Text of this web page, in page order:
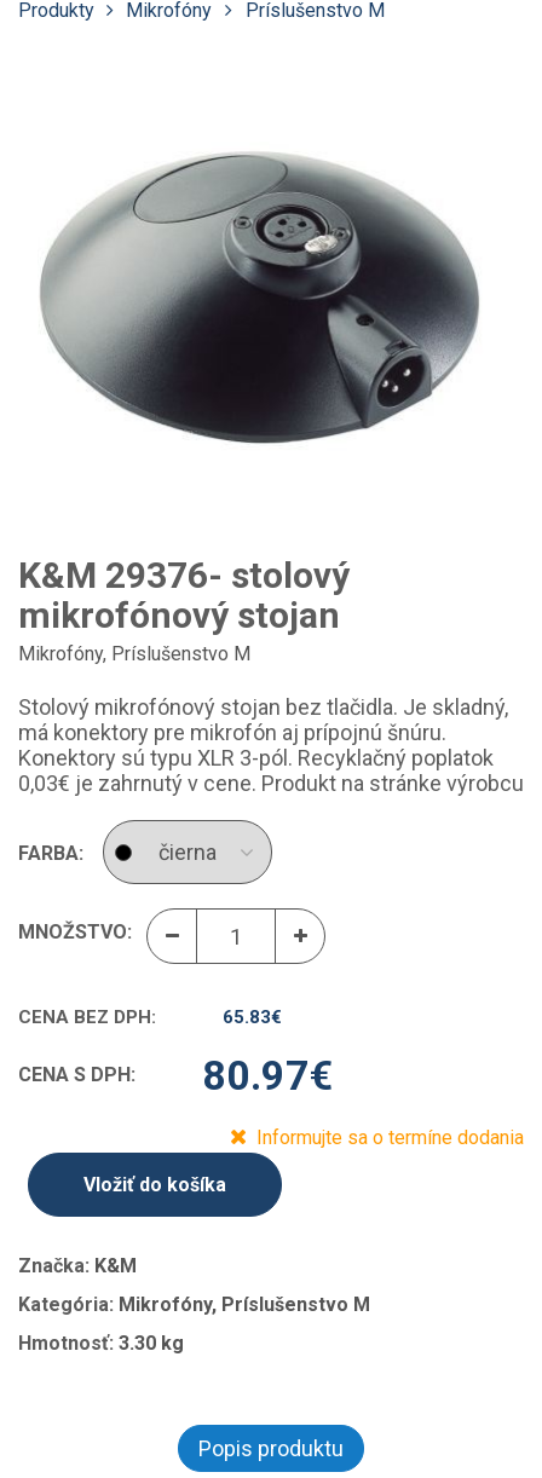
Produkty Mikrofóny Príslušenstvo M
K&M 29376- stolový
mikrofónový stojan
Mikrofóny, Príslušenstvo M
Stolový mikrofónový stojan bez tlačidla. Je skladný,
má konektory pre mikrofón aj prípojnú šnúru.
Konektory sú typu XLR 3-pól. Recyklačný poplatok
0,03€ je zahrnutý v cene. Produkt na stránke výrobcu
FARBA:
MNOŽSTVO:
CENA BEZ DPH: 65.83€
CENA S DPH: 80.97€
Informujte sa o termíne dodania
Vložiť do košíka
Značka: K&M
Kategória: Mikrofóny, Príslušenstvo M
Hmotnosť: 3.30 kg
Popis produktu